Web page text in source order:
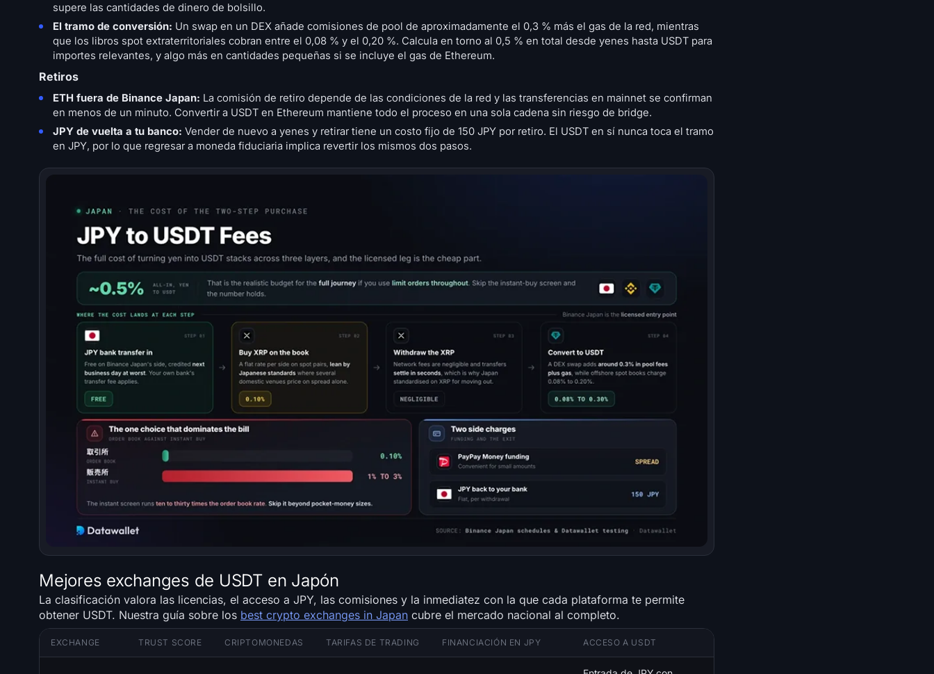
supere las cantidades de dinero de bolsillo.
El tramo de conversión: Un swap en un DEX añade comisiones de pool de aproximadamente el 0,3 % más el gas de la red, mientras
que los libros spot extraterritoriales cobran entre el 0,08 % y el 0,20 %. Calcula en torno al 0,5 % en total desde yenes hasta USDT para
importes relevantes, y algo más en cantidades pequeñas si se incluye el gas de Ethereum.
Retiros
ETH fuera de Binance Japan: La comisión de retiro depende de las condiciones de la red y las transferencias en mainnet se confirman
en menos de un minuto. Convertir a USDT en Ethereum mantiene todo el proceso en una sola cadena sin riesgo de bridge.
JPY de vuelta a tu banco: Vender de nuevo a yenes y retirar tiene un costo fijo de 150 JPY por retiro. El USDT en sí nunca toca el tramo
en JPY, por lo que regresar a moneda fiduciaria implica revertir los mismos dos pasos.
Mejores exchanges de USDT en Japón
La clasificación valora las licencias, el acceso a JPY, las comisiones y la inmediatez con la que cada plataforma te permite
obtener USDT. Nuestra guía sobre los best crypto exchanges in Japan cubre el mercado nacional al completo.
EXCHANGE TRUST SCORE CRIPTOMONEDAS TARIFAS DE TRADING FINANCIACIÓN EN JPY ACCESO A USDT